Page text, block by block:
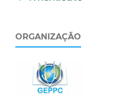
ORGANIZAÇÃO